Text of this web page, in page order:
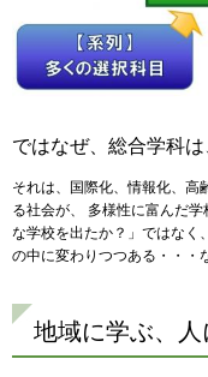
ではなぜ、総合学科
それは、国際化、情報化、高
る社会が、 多様性に富んだ
な学校を出たか？」ではなく
の中に変わりつつある・・・
地域に学ぶ、人